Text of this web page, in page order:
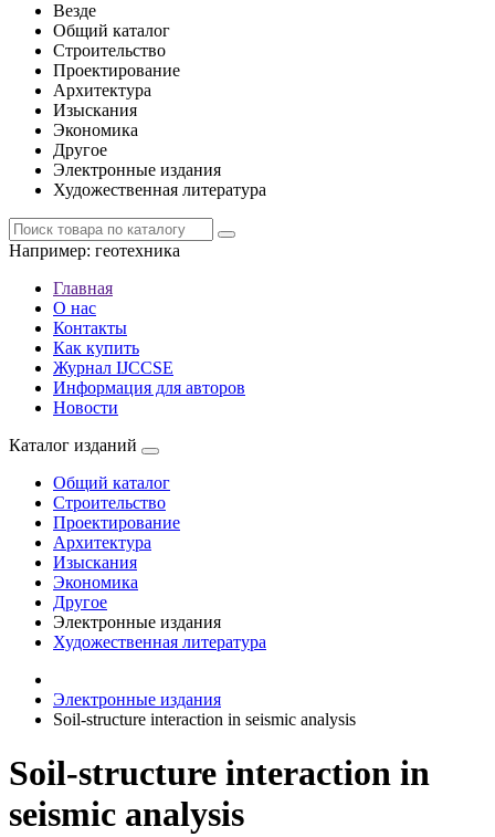
Везде
Общий каталог
Строительство
Проектирование
Архитектура
Изыскания
Экономика
Другое
Электронные издания
Художественная литература
Например: геотехника
Главная
О нас
Контакты
Как купить
Журнал IJCCSE
Информация для авторов
Новости
Каталог изданий
Общий каталог
Строительство
Проектирование
Архитектура
Изыскания
Экономика
Другое
Электронные издания
Художественная литература
Электронные издания
Soil-structure interaction in seismic analysis
Soil-structure interaction in
seismic analysis